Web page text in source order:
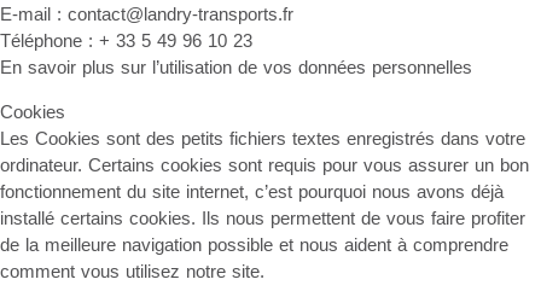
E-mail : contact@landry-transports.fr
Téléphone : + 33 5 49 96 10 23
En savoir plus sur l’utilisation de vos données personnelles
Cookies
Les Cookies sont des petits fichiers textes enregistrés dans votre
ordinateur. Certains cookies sont requis pour vous assurer un bon
fonctionnement du site internet, c’est pourquoi nous avons déjà
installé certains cookies. Ils nous permettent de vous faire profiter
de la meilleure navigation possible et nous aident à comprendre
comment vous utilisez notre site.